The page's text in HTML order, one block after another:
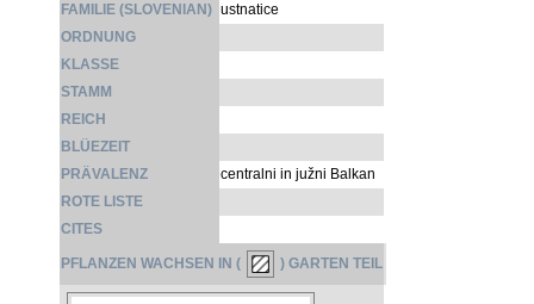
FAMILIE (SLOVENIAN) ustnatice
ORDNUNG
KLASSE
STAMM
REICH
BLÜEZEIT
PRÄVALENZ
centralni in južni Balkan
ROTE LISTE
CITES
PFLANZEN WACHSEN IN ( ) GARTEN TEIL